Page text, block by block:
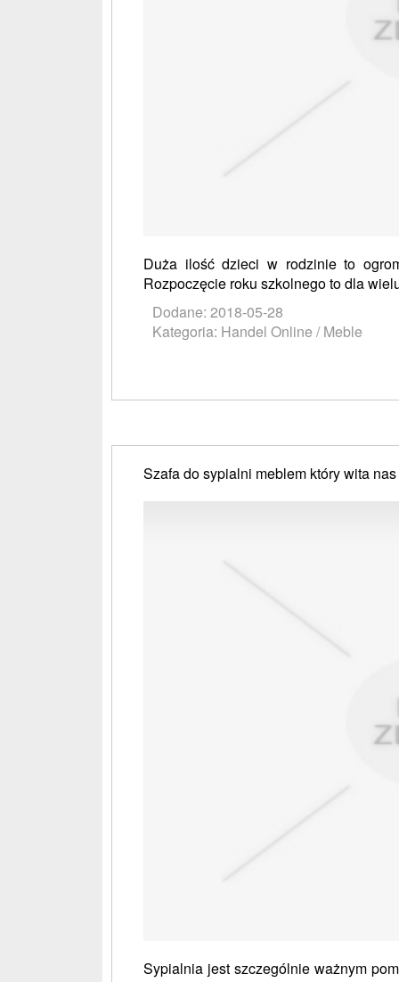
Duża ilość dzieci w rodzinie to
Rozpoczęcie roku szkolnego to dla
Dodane: 2018-05-28
Kategoria: Handel Online / Meble
Szafa do sypialni meblem który wita
Sypialnia jest szczególnie ważnym